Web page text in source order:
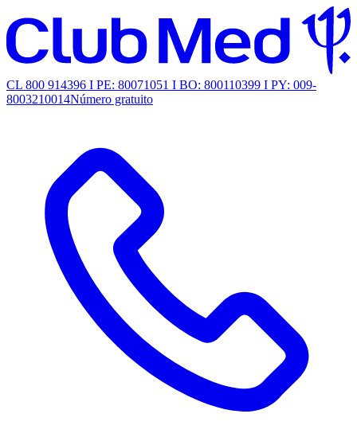
CL 800 914396 I PE: 80071051 I BO: 800110399 I PY: 009-
8003210014Número gratuito